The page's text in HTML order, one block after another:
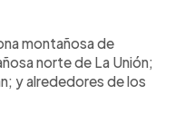
montañosa de
norte de La Unión;
y alrededores de los